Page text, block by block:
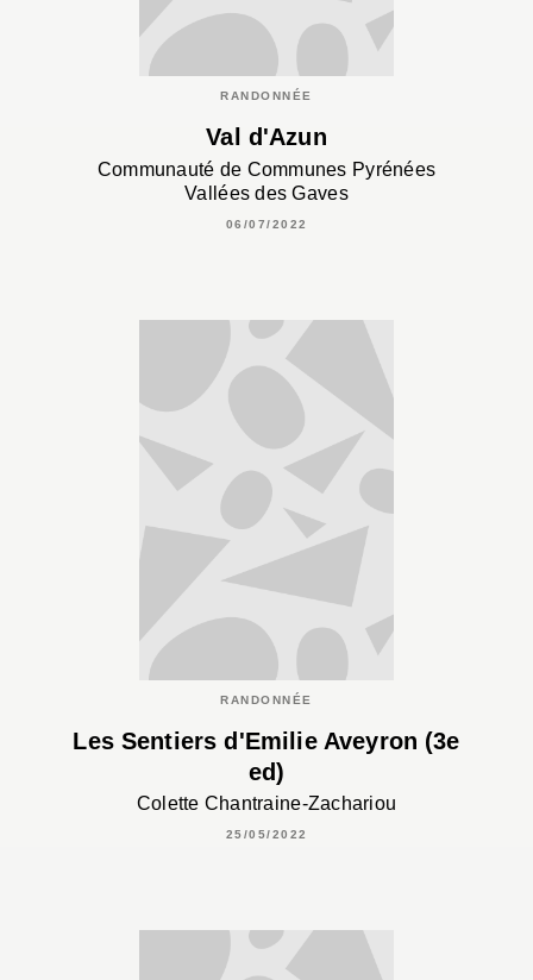
RANDONNÉE
Val d'Azun
Communauté de Communes Pyrénées
Vallées des Gaves
06/07/2022
RANDONNÉE
Les Sentiers d'Emilie Aveyron (3e
ed)
Colette Chantraine-Zachariou
25/05/2022